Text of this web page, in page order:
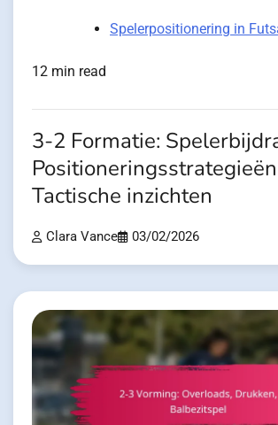
Spelerpositionering in
12 min read
3-2 Formatie:
Tactische inzichten
Clara Vance 03/02/2026